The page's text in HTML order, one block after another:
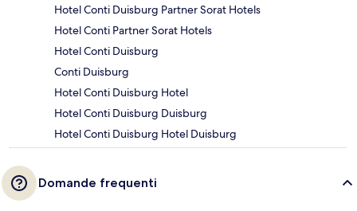
Hotel Conti Duisburg Partner Sorat Hotels
Hotel Conti Partner Sorat Hotels
Hotel Conti Duisburg
Conti Duisburg
Hotel Conti Duisburg Hotel
Hotel Conti Duisburg Duisburg
Hotel Conti Duisburg Hotel Duisburg
Domande frequenti